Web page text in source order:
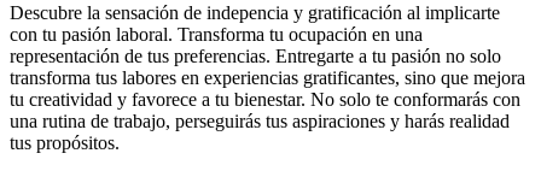
Descubre la sensación de indepencia y gratificación al implicarte
con tu pasión laboral. Transforma tu ocupación en una
representación de tus preferencias. Entregarte a tu pasión no solo
transforma tus labores en experiencias gratificantes, sino que mejora
tu creatividad y favorece a tu bienestar. No solo te conformarás con
una rutina de trabajo, perseguirás tus aspiraciones y harás realidad
tus propósitos.